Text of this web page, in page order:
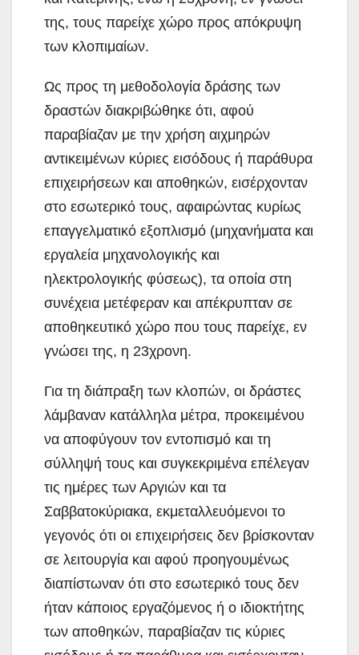
της, τους παρείχε χώρο προς απόκρυψη
των κλοπιμαίων.
Ως προς τη μεθοδολογία δράσης των
δραστών διακριβώθηκε ότι, αφού
παραβίαζαν με την χρήση αιχμηρών
αντικειμένων κύριες εισόδους ή παράθυρα
επιχειρήσεων και αποθηκών, εισέρχονταν
στο εσωτερικό τους, αφαιρώντας κυρίως
επαγγελματικό εξοπλισμό (μηχανήματα και
εργαλεία μηχανολογικής και
ηλεκτρολογικής φύσεως), τα οποία στη
συνέχεια μετέφεραν και απέκρυπταν σε
αποθηκευτικό χώρο που τους παρείχε, εν
γνώσει της, η 23χρονη.
Για τη διάπραξη των κλοπών, οι δράστες
λάμβαναν κατάλληλα μέτρα, προκειμένου
να αποφύγουν τον εντοπισμό και τη
σύλληψή τους και συγκεκριμένα επέλεγαν
τις ημέρες των Αργιών και τα
Σαββατοκύριακα, εκμεταλλευόμενοι το
γεγονός ότι οι επιχειρήσεις δεν βρίσκονταν
σε λειτουργία και αφού προηγουμένως
διαπίστωναν ότι στο εσωτερικό τους δεν
ήταν κάποιος εργαζόμενος ή ο ιδιοκτήτης
των αποθηκών, παραβίαζαν τις κύριες